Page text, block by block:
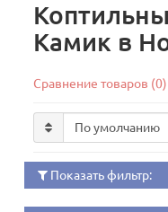
Камик в
Сравнение товаров (0)
Показать фильтр: